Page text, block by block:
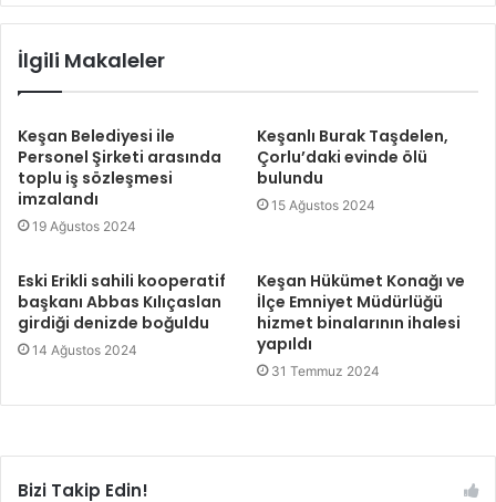
İlgili Makaleler
Keşan Belediyesi ile
Personel Şirketi arasında
toplu iş sözleşmesi
imzalandı
19 Ağustos 2024
Keşanlı Burak Taşdelen,
Çorlu’daki evinde ölü
bulundu
15 Ağustos 2024
Eski Erikli sahili kooperatif
başkanı Abbas Kılıçaslan
girdiği denizde boğuldu
14 Ağustos 2024
Keşan Hükümet Konağı ve
İlçe Emniyet Müdürlüğü
hizmet binalarının ihalesi
yapıldı
31 Temmuz 2024
Bizi Takip Edin!